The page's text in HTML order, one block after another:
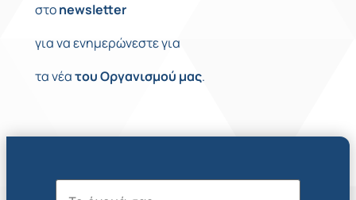
στοnewsletter
για να ενημερώνεστε για
τα νέατουΟργανισμού μας.
Όνομα